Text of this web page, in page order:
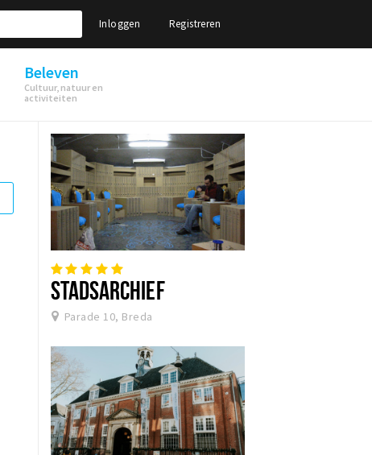
Inloggen Registreren
Beleven
Cultuur, natuur en
activiteiten
STADSARCHIEF
Parade 10, Breda